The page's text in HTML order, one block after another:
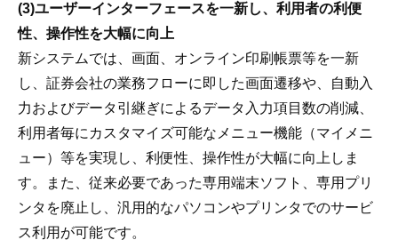
(3)ユーザーインターフェースを一新し、利用者の利便
性、操作性を大幅に向上
新システムでは、画面、オンライン印刷帳票等を一新
し、証券会社の業務フローに即した画面遷移や、自動入
力およびデータ引継ぎによるデータ入力項目数の削減、
利用者毎にカスタマイズ可能なメニュー機能（マイメニ
ュー）等を実現し、利便性、操作性が大幅に向上しま
す。また、従来必要であった専用端末ソフト、専用プリ
ンタを廃止し、汎用的なパソコンやプリンタでのサービ
ス利用が可能です。